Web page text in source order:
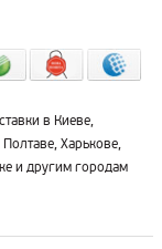
в Киеве,
Харькове,
и другим городам